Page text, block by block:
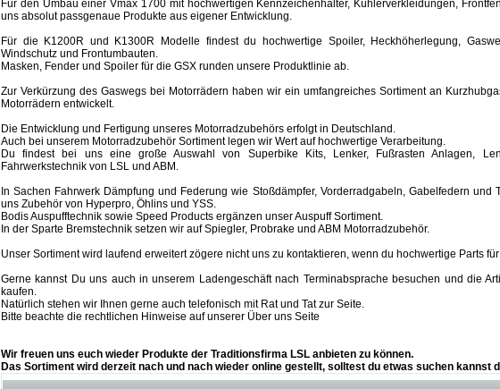
Für den Umbau einer Vmax 1700 mit hochwertigen Kennzeichenhalter, Kühlerverkleidungen,
uns absolut passgenaue Produkte aus eigener Entwicklung.
Für die K1200R und K1300R Modelle findest du hochwertige Spoiler, Heckhöherlegung,
Windschutz und Frontumbauten.
Masken, Fender und Spoiler für die GSX runden unsere Produktlinie ab.
Zur Verkürzung des Gaswegs bei Motorrädern haben wir ein umfangreiches Sortiment an
Motorrädern entwickelt.
Die Entwicklung und Fertigung unseres Motorradzubehörs erfolgt in Deutschland.
Auch bei unserem Motorradzubehör Sortiment legen wir Wert auf hochwertige Verarbeitung.
Du findest bei uns eine große Auswahl von Superbike Kits, Lenker, Fußrasten Anlagen,
Fahrwerkstechnik von LSL und ABM.
In Sachen Fahrwerk Dämpfung und Federung wie Stoßdämpfer, Vorderradgabeln, Gabelfedern und
uns Zubehör von Hyperpro, Öhlins und YSS.
Bodis Auspufftechnik sowie Speed Products ergänzen unser Auspuff Sortiment.
In der Sparte Bremstechnik setzen wir auf Spiegler, Probrake und ABM Motorradzubehör.
Unser Sortiment wird laufend erweitert zögere nicht uns zu kontaktieren, wenn du hochwertige Parts
Gerne kannst Du uns auch in unserem Ladengeschäft nach Terminabsprache besuchen und die
kaufen.
Natürlich stehen wir Ihnen gerne auch telefonisch mit Rat und Tat zur Seite.
Bitte beachte die rechtlichen Hinweise auf unserer Über uns Seite
Wir freuen uns euch wieder Produkte der Traditionsfirma LSL anbieten zu können.
Das Sortiment wird derzeit nach und nach wieder online gestellt, solltest du etwas suchen kannst